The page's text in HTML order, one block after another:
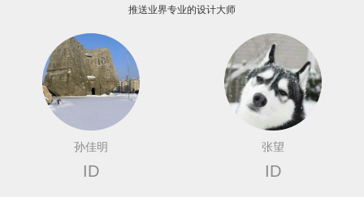
推送业界专业的设计大师
孙佳明
ID
张望
ID